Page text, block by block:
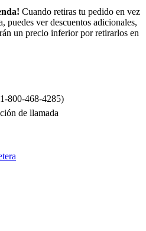
Cuando retiras tu pedido en vez
puedes ver descuentos adicionales,
un precio inferior por retirarlos en
800-468-4285)
de llamada